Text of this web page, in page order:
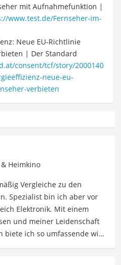
mit Aufnahmefunktion |
www.test.de/Fernseher-im-
Neue EU-Richtlinie
| Der Standard
consent/tcf/story/2000140
neue-eu-
verbieten
Heimkino
Vergleiche zu den
Spezialist bin ich aber vor
Elektronik. Mit einem
und meiner Leidenschaft
biete ich so umfassende wie